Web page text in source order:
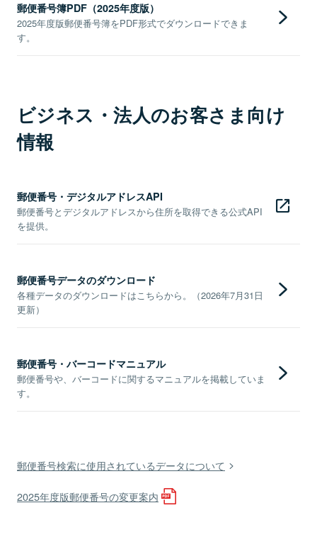
郵便番号簿PDF（2025年度版）
2025年度版郵便番号簿をPDF形式でダウンロードできま
す。
ビジネス・法人のお客さま向け
情報
郵便番号・デジタルアドレスAPI
郵便番号とデジタルアドレスから住所を取得できる公式API
を提供。
郵便番号データのダウンロード
各種データのダウンロードはこちらから。（2026年7月31日
更新）
郵便番号・バーコードマニュアル
郵便番号や、バーコードに関するマニュアルを掲載していま
す。
郵便番号検索に使用されているデータについて
2025年度版郵便番号の変更案内